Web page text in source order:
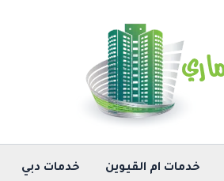
خدمات ام القيوين خدمات دبي